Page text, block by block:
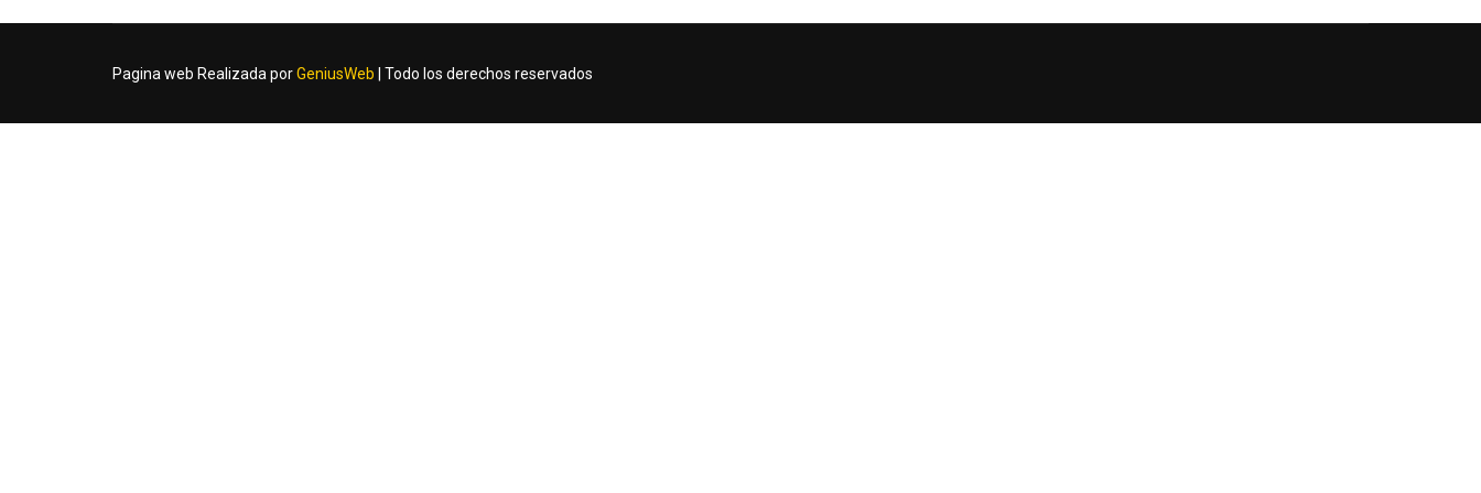
Pagina web Realizada porGeniusWeb | Todo los derechos reservados